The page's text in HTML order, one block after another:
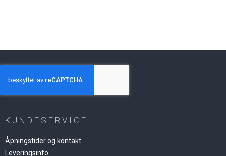
KUNDESERVICE
Åpningstider og kontakt.
Leveringsinfo